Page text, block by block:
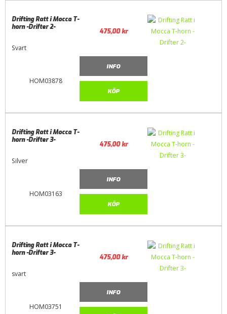
HOM03878
Drifting Ratt i Mocca T-
horn -Drifter 2-
Svart
475,00kr
INFO
KÖP
HOM03163
Drifting Ratt i Mocca T-
horn -Drifter 3-
Silver
475,00kr
INFO
KÖP
HOM03751
Drifting Ratt i Mocca T-
horn -Drifter 3-
svart
475,00kr
INFO